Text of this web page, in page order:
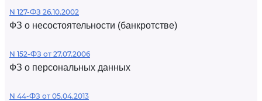
N 127-ФЗ 26.10.2002
ФЗ о несостоятельности (банкротстве)
N 152-ФЗ от 27.07.2006
ФЗ о персональных данных
N 44-ФЗ от 05.04.2013